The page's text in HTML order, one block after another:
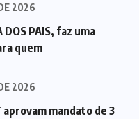
2026
PAIS, faz uma
quem
2026
mandato de 3